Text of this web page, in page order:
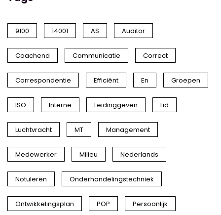
9100 14001 AS Auditor
Coachend Communicatie Correct
Correspondentie Efficiënt En Groepen
ISO Interne Leidinggeven Lid
Luchtvracht MT Management
Medewerker Milieu Nederlands
Notuleren Onderhandelingstechniek
Ontwikkelingsplan POP Persoonlijk